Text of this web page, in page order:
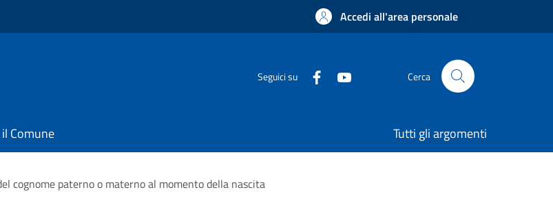
Accedi all'area personale
Seguici su Cerca
Comune Tutti gli argomenti
cognome paterno o materno al momento della nascita